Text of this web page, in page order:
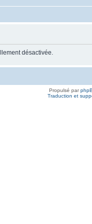
désactivée.
Propulsé par
Traduction et